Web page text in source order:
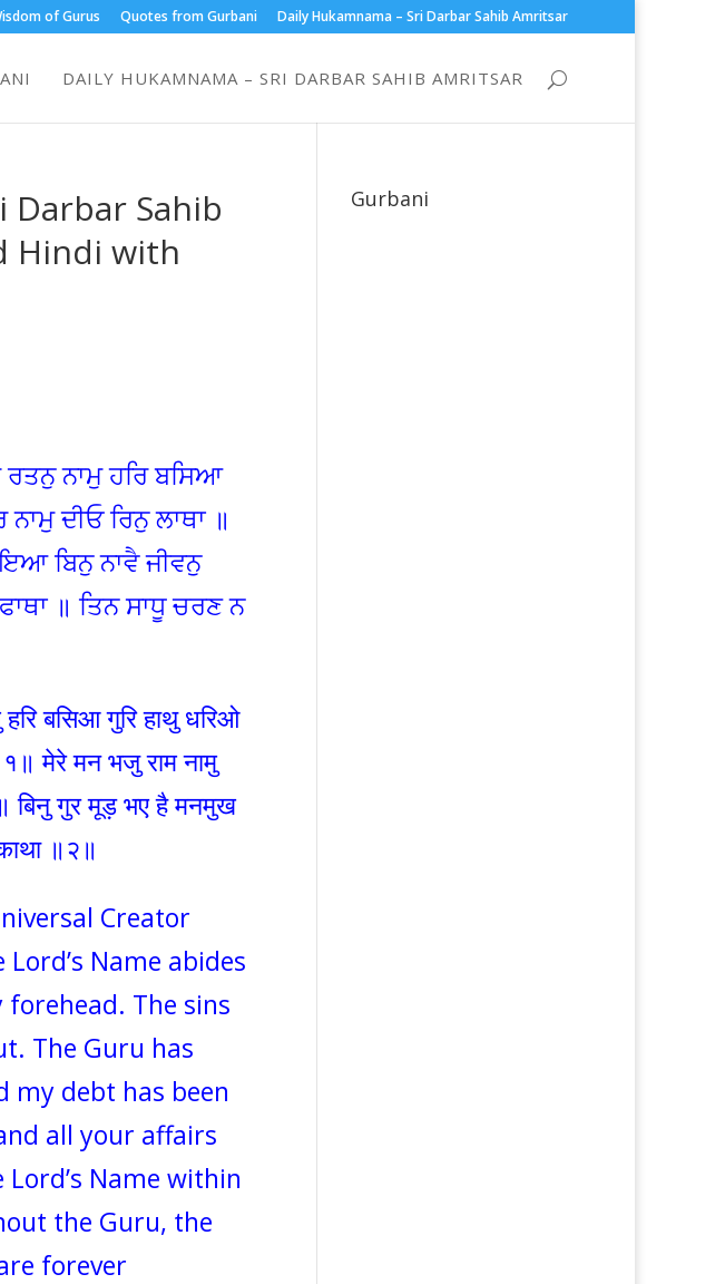
of Gurus Quotes from Gurbani Daily Hukamnama – Sri Darbar Sahib Amritsar
DAILY HUKAMNAMA – SRI DARBAR SAHIB AMRITSAR
Darbar Sahib
Hindi with
ਨਾਮੁ ਹਰਿ ਬਸਿਆ
ਦੀਓ ਰਿਨੁ ਲਾਥਾ ॥
ਬਿਨੁ ਨਾਵੈ ਜੀਵਨੁ
॥ ਤਿਨ ਸਾਧੂ ਚਰਣ ਨ
बसिआ गुरि हाथु धरिओ
मेरे मन भजु राम नामु
॥ बिनु गुर मूड़ भए है मनमुख
॥२॥
Creator
Name abides
The sins
The Guru has
my debt has been
all your affairs
Name within
the Guru, the
forever
Gurbani